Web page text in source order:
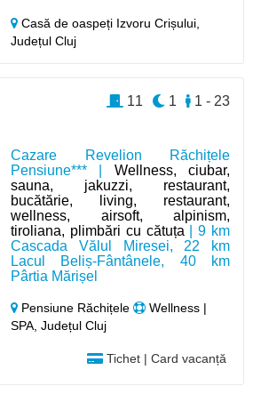
Casă de oaspeți Izvoru Crișului,
Județul Cluj
Cazare Revelion Răchițele
Pensiune*** | Wellness, ciubar,
sauna, jakuzzi, restaurant,
bucătărie, living, restaurant,
wellness, airsoft, alpinism,
tiroliana, plimbări cu cătuța | 9 km
Cascada Vălul Miresei, 22 km
Lacul Beliș-Fântânele, 40 km
Pârtia Mărișel
Pensiune Răchițele
Wellness |
SPA, Județul Cluj
Tichet | Card vacanță
1 - 23
1
11